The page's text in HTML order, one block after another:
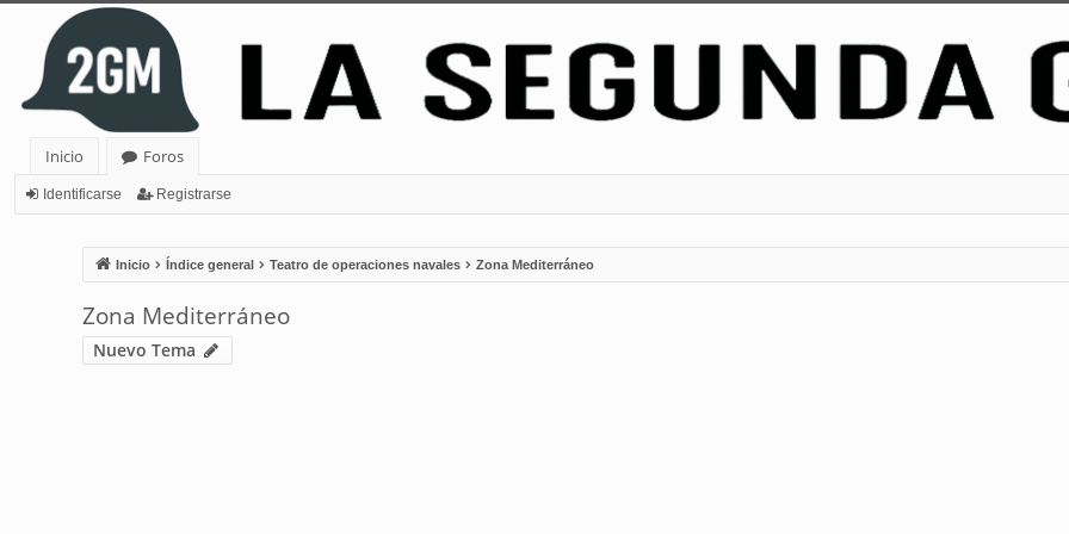
Inicio
Foros
Identificarse Registrarse
Inicio Índice general Teatro de operaciones navales Zona Mediterráneo
Zona Mediterráneo
Nuevo Tema